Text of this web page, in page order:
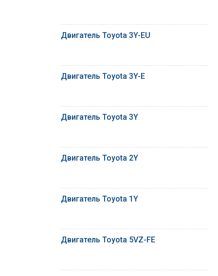
Двигатель Toyota 3Y-EU
Двигатель Toyota 3Y-E
Двигатель Toyota 3Y
Двигатель Toyota 2Y
Двигатель Toyota 1Y
Двигатель Toyota 5VZ-FE